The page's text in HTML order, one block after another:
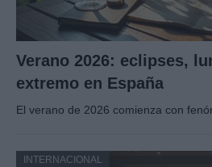
Verano 2026: eclipses,
extremo en España
El verano de 2026 comienza con
INTERNACIONAL